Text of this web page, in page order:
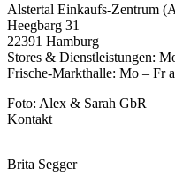
Alstertal Einkaufs-Zentrum
Heegbarg 31
22391 Hamburg
Stores & Dienstleistungen:
Frische-Markthalle: Mo – Fr
Foto: Alex & Sarah GbR
Kontakt
Brita Segger